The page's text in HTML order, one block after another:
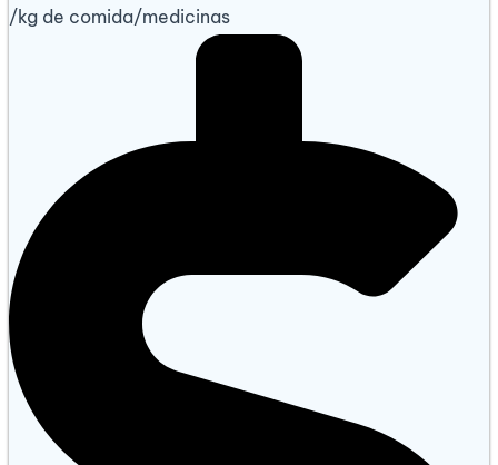
/kg de comida/medicinas